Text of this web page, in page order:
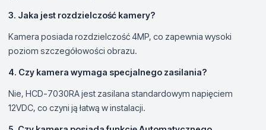
3. Jaka jest rozdzielczość kamery?
Kamera posiada rozdzielczość 4MP, co zapewnia wysoki
poziom szczegółowości obrazu.
4. Czy kamera wymaga specjalnego zasilania?
Nie, HCD-7030RA jest zasilana standardowym napięciem
12VDC, co czyni ją łatwą w instalacji.